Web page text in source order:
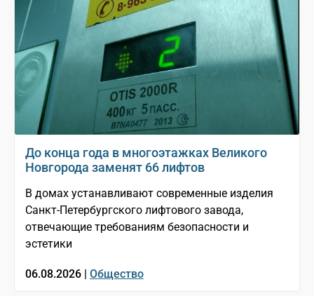
До конца года в многоэтажках Великого
Новгорода заменят 66 лифтов
В домах устанавливают современные изделия
Санкт-Петербургского лифтового завода,
отвечающие требованиям безопасности и
эстетики
06.08.2026 | Общество